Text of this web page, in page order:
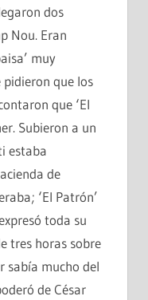
dos
Nou. Eran
muy
que los
que ‘El
Subieron a un
estaba
de
‘El Patrón’
toda su
tres horas sobre
sabía mucho del
de César